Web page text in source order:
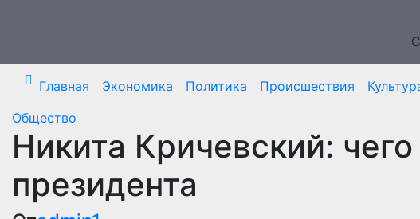
Главная Экономика Политика Происшествия
Общество
Никита Кричевский:
президента